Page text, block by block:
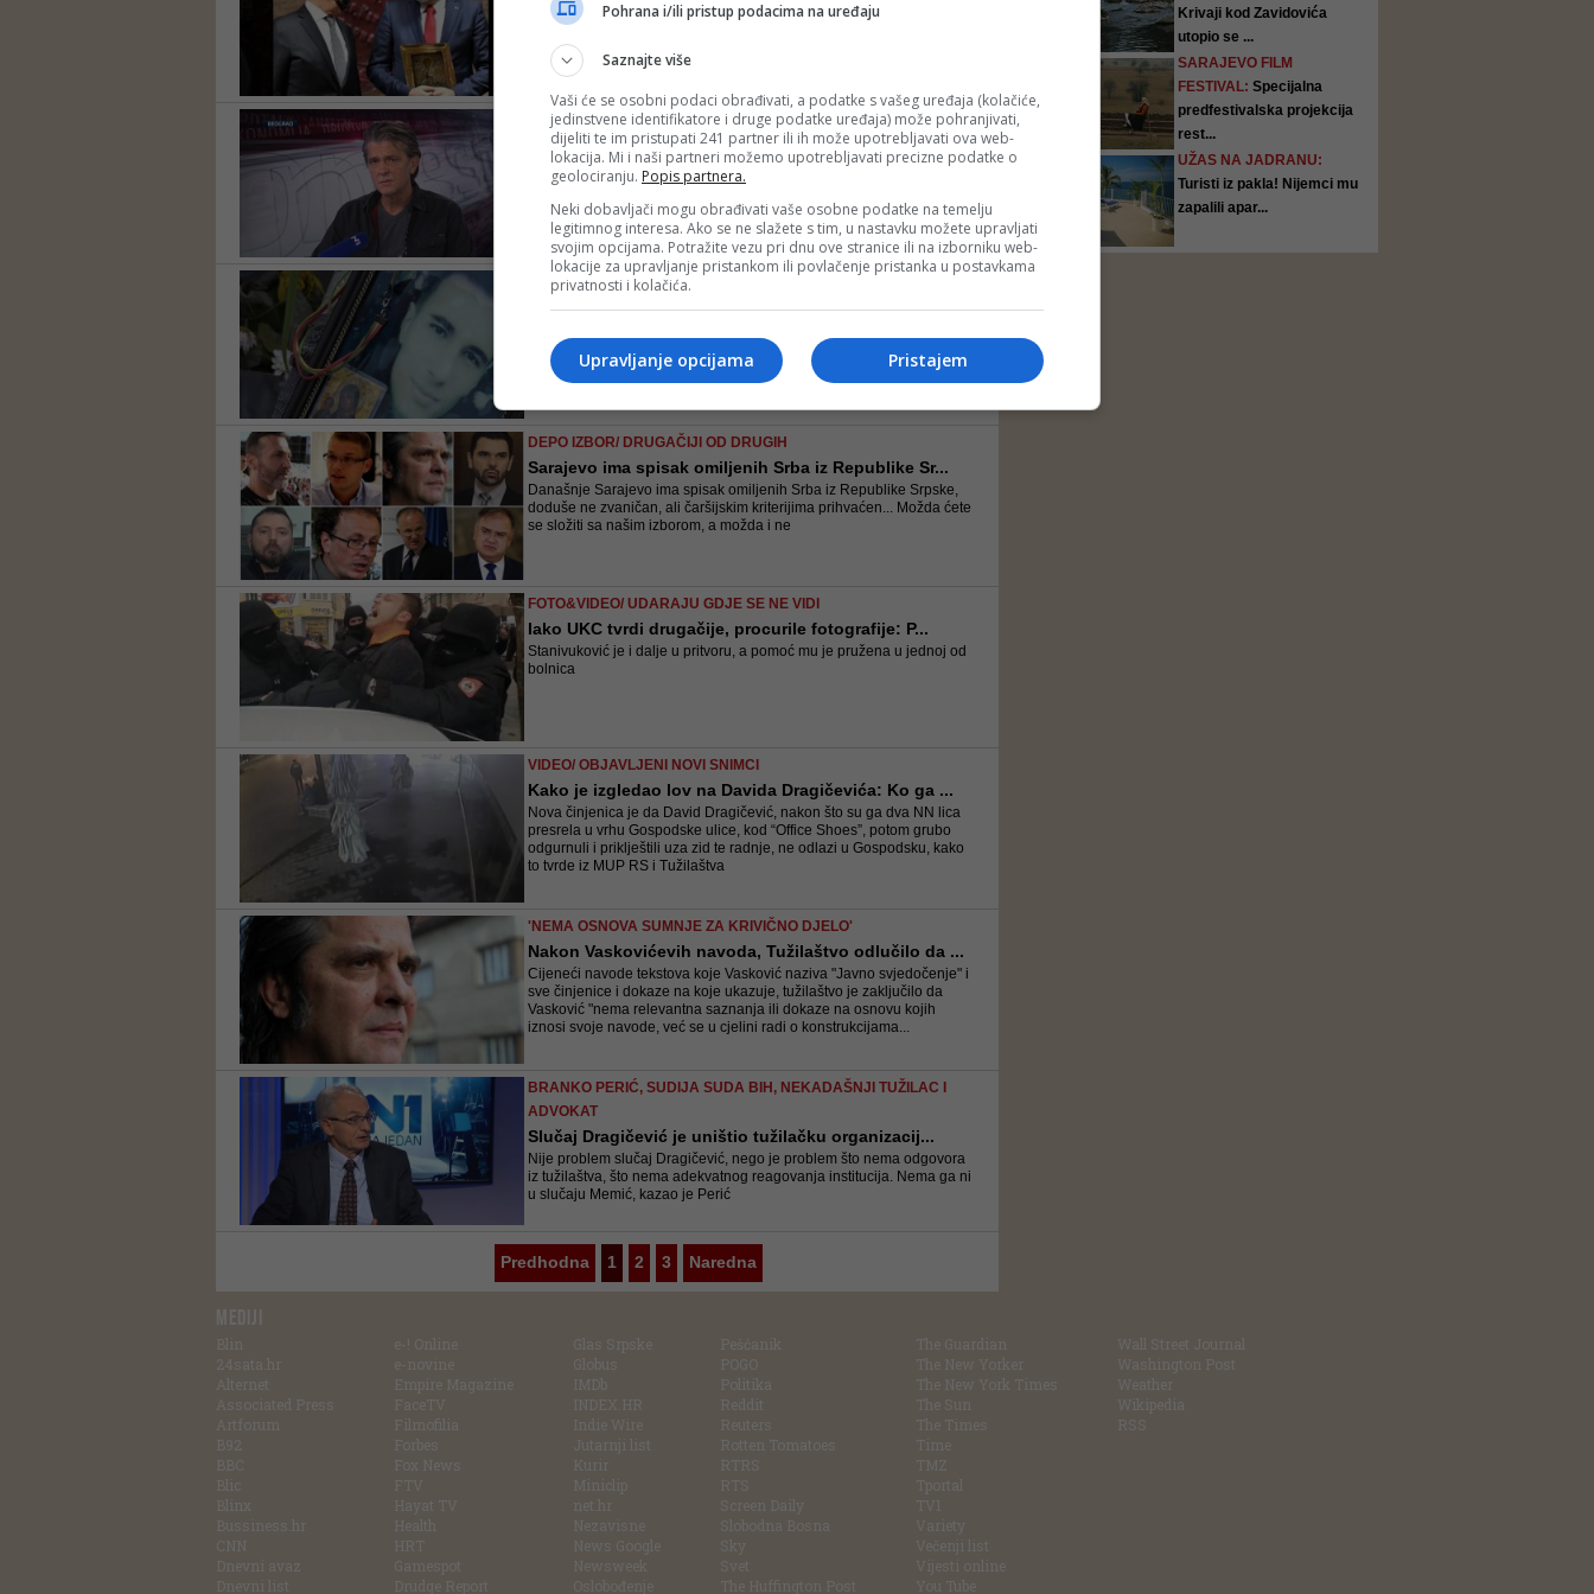
Šta će na sve ovo učiniti Zapad? Ništa spektakularno - ponudiće i oni
Dodiku svoj “revolver”, punog doboša! O ruskoj ponudi će vrlo pomno
promisliti
VIDEO/ NOVINAR U EGZILU
Vasković: Da se vratim u Banjaluku, bio bih ubijen...
Slobodan Vasković je rekao da bi u slučaju povratka u Banjaluku
gdje je nekada živio, bio ''vrlo bezbjednosno ugrožen'' te da postoji
velika vjerovatnoća da bi tada ''bio lišen života''
SLUČAJ DRAGIČEVIĆ
Vasković uporno traži odgovor: Zašto su Lukač i Il...
ključeva za razrješenje enigme ko je u noći 18.03. zaista bio u kući
Rađenovih!
DEPO IZBOR/ DRUGAČIJI OD DRUGIH
Sarajevo ima spisak omiljenih Srba iz Republike Sr...
Današnje Sarajevo ima spisak omiljenih Srba iz Republike Srpske,
doduše ne zvaničan, ali čaršijskim kriterijima prihvaćen... Možda ćete
se složiti sa našim izborom, a možda i ne
FOTO&VIDEO/ UDARAJU GDJE SE NE VIDI
Iako UKC tvrdi drugačije, procurile fotografije: P...
Stanivuković je i dalje u pritvoru, a pomoć mu je pružena u jednoj od
bolnica
VIDEO/ OBJAVLJENI NOVI SNIMCI
Kako je izgledao lov na Davida Dragičevića: Ko ga ...
Nova činjenica je da David Dragičević, nakon što su ga dva NN lica
presrela u vrhu Gospodske ulice, kod “Office Shoes”, potom grubo
odgurnuli i priklještili uza zid te radnje, ne odlazi u Gospodsku, kako
to tvrde iz MUP RS i Tužilaštva
'NEMA OSNOVA SUMNJE ZA KRIVIČNO DJELO'
Nakon Vaskovićevih navoda, Tužilaštvo odlučilo da ...
Cijeneći navode tekstova koje Vasković naziva "Javno svjedočenje" i
sve činjenice i dokaze na koje ukazuje, tužilaštvo je zaključilo da
Vasković "nema relevantna saznanja ili dokaze na osnovu kojih
iznosi svoje navode, već se u cjelini radi o konstrukcijama...
BRANKO PERIĆ, SUDIJA SUDA BIH, NEKADAŠNJI TUŽILAC I
ADVOKAT
Slučaj Dragičević je uništio tužilačku organizacij...
Nije problem slučaj Dragičević, nego je problem što nema odgovora
iz tužilaštva, što nema adekvatnog reagovanja institucija. Nema ga ni
u slučaju Memić, kazao je Perić
Predhodna 1 2 3 Naredna
Krivaji kod Zavidovića
utopio se ...
SARAJEVO FILM
FESTIVAL: Specijalna
predfestivalska projekcija
rest...
UŽAS NA JADRANU:
Turisti iz pakla! Nijemci mu
zapalili apar...
MEDIJI
Blin
24sata.hr
Alternet
Associated Press
Artforum
B92
BBC
Blic
Blinx
Bussiness.hr
CNN
Dnevni avaz
Dnevni list
e-! Online
e-novine
Empire Magazine
FaceTV
Filmofilia
Forbes
Fox News
FTV
Hayat TV
Health
HRT
Gamespot
Drudge Report
Glas Srpske
Globus
IMDb
INDEX.HR
Indie Wire
Jutarnji list
Kurir
Miniclip
net.hr
Nezavisne
News Google
Newsweek
Oslobođenje
Pešćanik
POGO
Politika
Reddit
Reuters
Rotten Tomatoes
RTRS
RTS
Screen Daily
Slobodna Bosna
Sky
Svet
The Huffington Post
The Guardian
The New Yorker
The New York Times
The Sun
The Times
Time
TMZ
Tportal
TV1
Variety
Večenji list
Vijesti online
You Tube
Wall Street Journal
Washington Post
Weather
Wikipedia
RSS
Pohrana i/ili pristup podacima na uređaju
Saznajte više
Vaši će se osobni podaci obrađivati, a podatke s vašeg uređaja (kolačiće,
jedinstvene identifikatore i druge podatke uređaja) može pohranjivati,
dijeliti te im pristupati 241 partner ili ih može upotrebljavati ova web-
lokacija. Mi i naši partneri možemo upotrebljavati precizne podatke o
geolociranju. Popis partnera.
Neki dobavljači mogu obrađivati vaše osobne podatke na temelju
legitimnog interesa. Ako se ne slažete s tim, u nastavku možete upravljati
svojim opcijama. Potražite vezu pri dnu ove stranice ili na izborniku web-
lokacije za upravljanje pristankom ili povlačenje pristanka u postavkama
privatnosti i kolačića.
Pristajem
Upravljanje opcijama